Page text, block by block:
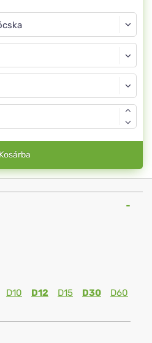
Kosárba
D10 D12 D15 D30
D60